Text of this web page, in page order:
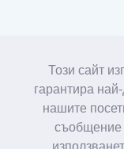
Този сайт
гарантира
нашите
съобщение